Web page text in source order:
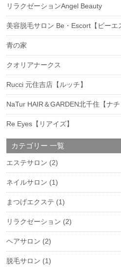
リラクゼーションAngel Beauty
美容脱毛サロン Be・Escort【ビーエ
青の家
クオリアナークス
Rucci 元住吉店【ルッチ】
NaTur HAIR＆GARDEN北千住【ナチ
Re Eyes【リアイズ】
カテゴリー 一覧
エステサロン (2)
ネイルサロン (1)
まつげエクステ (1)
リラクゼーション (2)
ヘアサロン (2)
脱毛サロン (1)